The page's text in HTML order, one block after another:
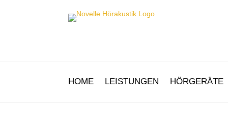
HOME LEISTUNGEN HÖRGERÄTE